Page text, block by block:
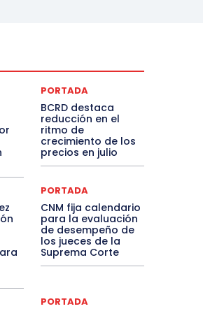
PORTADA
BCRD destaca
reducción en el
ritmo de
crecimiento de los
precios en julio
PORTADA
CNM fija calendario
para la evaluación
de desempeño de
los jueces de la
Suprema Corte
PORTADA